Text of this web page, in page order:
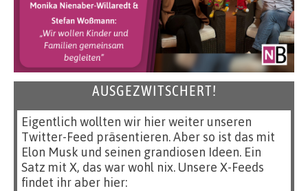
AUSGEZWITSCHERT!
Eigentlich wollten wir hier weiter unseren
Twitter-Feed präsentieren. Aber so ist das mit
Elon Musk und seinen grandiosen Ideen. Ein
Satz mit X, das war wohl nix. Unsere X-Feeds
findet ihr aber hier: